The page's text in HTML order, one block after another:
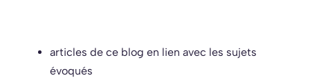
articles de ce blog en lien avec les sujets
évoqués